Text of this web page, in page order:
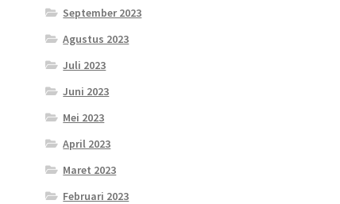
September 2023
Agustus 2023
Juli 2023
Juni 2023
Mei 2023
April 2023
Maret 2023
Februari 2023